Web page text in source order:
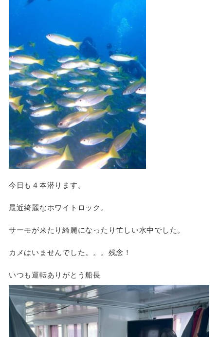
今日も４本潜ります。
最近綺麗なホワイトロック。
サーモが来たり綺麗になったり忙しい水中でした。
カメはいませんでした。。。残念！
いつも運転ありがとう船長